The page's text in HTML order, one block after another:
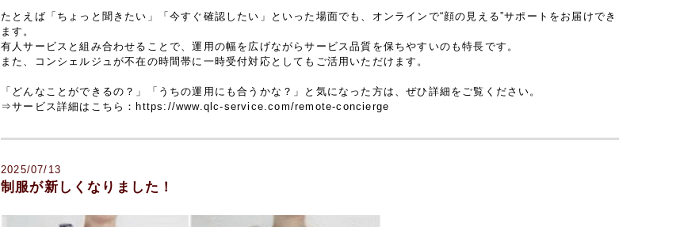
たとえば「ちょっと聞きたい」「今すぐ確認したい」といった場面でも、オンラインで“顔の見える”サポートをお届けでき
ます。
有人サービスと組み合わせることで、運用の幅を広げながらサービス品質を保ちやすいのも特長です。
また、コンシェルジュが不在の時間帯に一時受付対応としてもご活用いただけます。
「どんなことができるの？」「うちの運用にも合うかな？」と気になった方は、ぜひ詳細をご覧ください。
⇒サービス詳細はこちら：https://www.qlc-service.com/remote-concierge
2025/07/13
制服が新しくなりました！